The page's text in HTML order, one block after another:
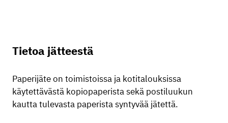
Tietoa jätteestä
Paperijäte on toimistoissa ja kotitalouksissa
käytettävästä kopiopaperista sekä postiluukun
kautta tulevasta paperista syntyvää jätettä.